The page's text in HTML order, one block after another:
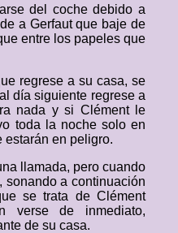
del coche debido a
a Gerfaut que baje de
entre los papeles que
regrese a su casa, se
día siguiente regrese a
nada y si Clément le
toda la noche solo en
estarán en peligro.
llamada, pero cuando
sonando a continuación
se trata de Clément
verse de inmediato,
de su casa.